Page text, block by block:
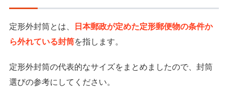
定形外封筒とは、
日本郵政が定めた定形郵便物の条件か
ら外れている封筒を指します。
定形外封筒の代表的なサイズをまとめましたので、封筒
選びの参考にしてください。